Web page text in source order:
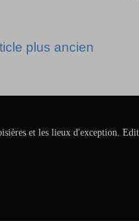
plus ancien
et les lieux d'exception.